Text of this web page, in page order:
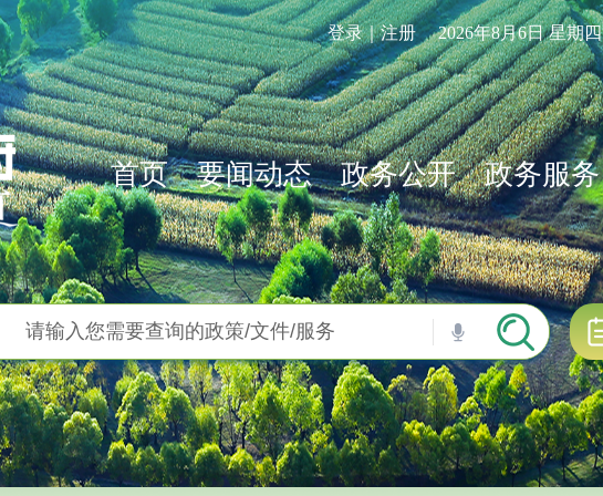
登录｜注册 2026年8月6日 星期四
首页 要闻动态 政务公开 政务服务